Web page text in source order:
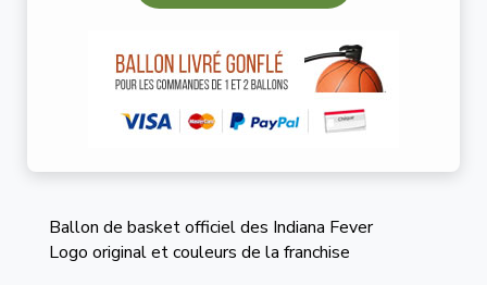
Ballon de basket officiel des Indiana Fever
Logo original et couleurs de la franchise